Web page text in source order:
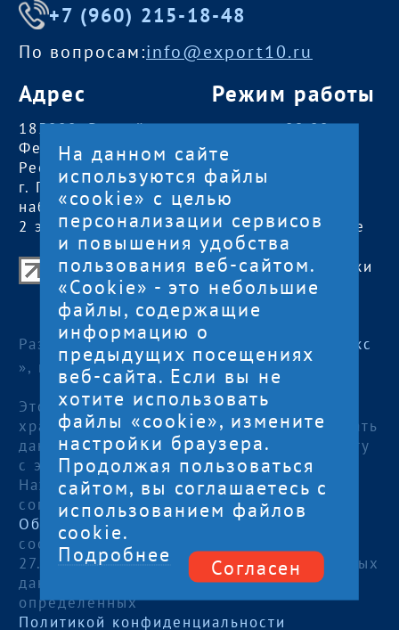
+7 (960) 215-18-48
По вопросам:info@export10.ru
Адрес
185000, Российская
Федерация,
Республика Карелия
г. Петрозаводск,
наб. Гюллинга, 11 /
2 этаж, офис 2
Режим работы
пн — чт:09:00 —
18:00
пт:09:00 — 17:00
обед с 13:00 до
14:00
сб, вс— выходные
Центр поддержки экспорта Республики
Карелия
© 2012—2024
Разработка и поддержка сайта — «
Артлекс
», г. Петрозаводск
Этот сайт использует файлы cookies для
хранения данных. Продолжая использовать
данный сайт, Вы даете согласие на работу
с этими файлами.
Нажимая кнопку «Отправить», я даю
согласие на
Обработку персональных данных
соответствии с Федеральным законом от
27.07.2006 года №152-ФЗ «О персональных
данных», на условиях и для целей,
определенных
Политикой конфиденциальности
На данном сайте
используются файлы
«cookie» с целью
персонализации сервисов
и повышения удобства
пользования веб-сайтом.
«Cookie» - это небольшие
файлы, содержащие
информацию о
предыдущих посещениях
веб-сайта. Если вы не
хотите использовать
файлы «cookie», измените
настройки браузера.
Продолжая пользоваться
сайтом, вы соглашаетесь с
использованием файлов
cookie.
Подробнее
Согласен